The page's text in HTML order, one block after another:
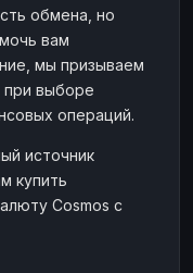
обмена, но
вам
мы призываем
при выборе
операций.
источник
купить
Cosmos с